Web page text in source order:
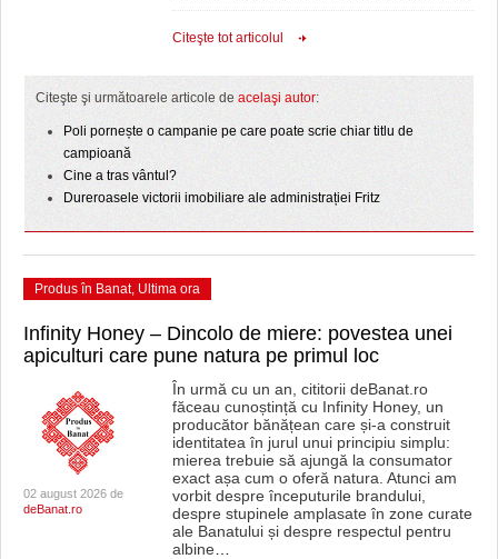
Citeşte tot articolul
Citeşte şi următoarele articole de acelaşi autor:
Poli pornește o campanie pe care poate scrie chiar titlu de
campioană
Cine a tras vântul?
Dureroasele victorii imobiliare ale administrației Fritz
Produs în Banat, Ultima ora
Infinity Honey – Dincolo de miere: povestea unei
apiculturi care pune natura pe primul loc
02 august 2026 de
deBanat.ro
În urmă cu un an, cititorii deBanat.ro
făceau cunoștință cu Infinity Honey, un
producător bănățean care și-a construit
identitatea în jurul unui principiu simplu:
mierea trebuie să ajungă la consumator
exact așa cum o oferă natura. Atunci am
vorbit despre începuturile brandului,
despre stupinele amplasate în zone curate
ale Banatului și despre respectul pentru
albine…